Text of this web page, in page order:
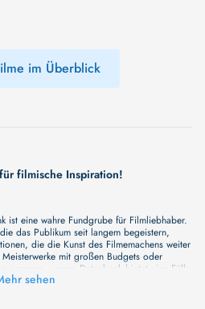
im Überblick
filmische Inspiration!
ist eine wahre Fundgrube für Filmliebhaber.
das Publikum seit langem begeistern,
die die Kunst des Filmemachens weiter
mit großen Budgets oder
unsere Datenbank bietet eine Fülle
Geist berühren werden. Beim Durchstöbern
sehen